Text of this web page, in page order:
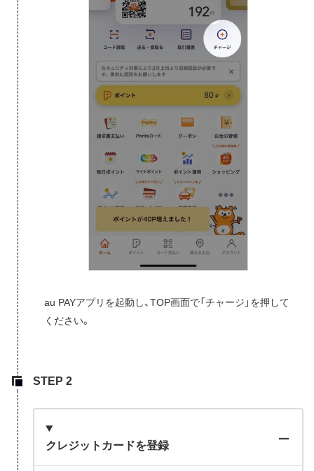
au PAYアプリを起動し、TOP画面で「チャージ」を押して
ください。
クレジットカードを登録